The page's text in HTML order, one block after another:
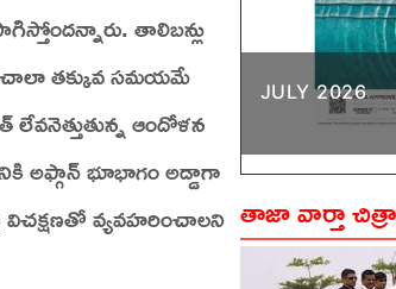
తాలిబన్లు
చాలా తక్కువ సమయమే
ఆందోళన
అఫ్గాన్‌ భూభాగం అడ్డాగా
విచక్షణతో వ్యవహరించాలని
JULY 2026
తాజా వార్తా